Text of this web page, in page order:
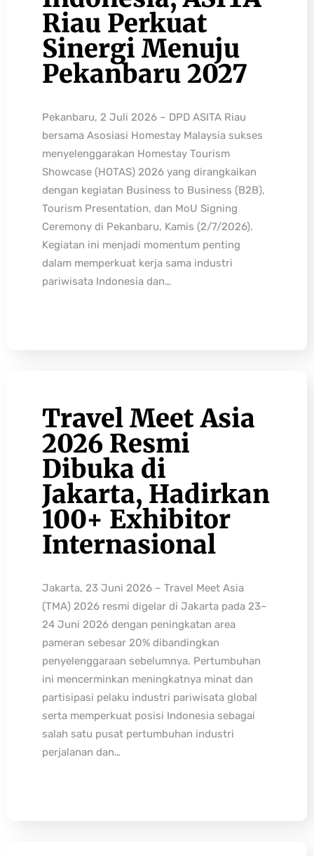
Riau Perkuat
Sinergi Menuju
Pekanbaru 2027
Pekanbaru, 2 Juli 2026 – DPD ASITA Riau
bersama Asosiasi Homestay Malaysia sukses
menyelenggarakan Homestay Tourism
Showcase (HOTAS) 2026 yang dirangkaikan
dengan kegiatan Business to Business (B2B),
Tourism Presentation, dan MoU Signing
Ceremony di Pekanbaru, Kamis (2/7/2026).
Kegiatan ini menjadi momentum penting
dalam memperkuat kerja sama industri
pariwisata Indonesia dan…
Travel Meet Asia
2026 Resmi
Dibuka di
Jakarta, Hadirkan
100+ Exhibitor
Internasional
Jakarta, 23 Juni 2026 – Travel Meet Asia
(TMA) 2026 resmi digelar di Jakarta pada 23–
24 Juni 2026 dengan peningkatan area
pameran sebesar 20% dibandingkan
penyelenggaraan sebelumnya. Pertumbuhan
ini mencerminkan meningkatnya minat dan
partisipasi pelaku industri pariwisata global
serta memperkuat posisi Indonesia sebagai
salah satu pusat pertumbuhan industri
perjalanan dan…